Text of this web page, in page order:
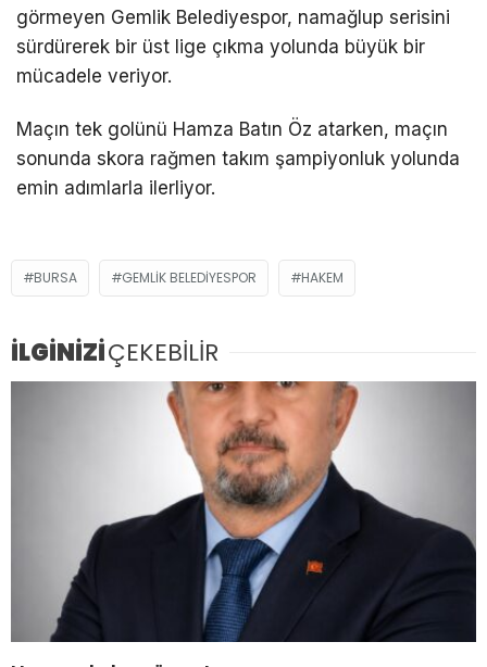
görmeyen Gemlik Belediyespor, namağlup serisini
sürdürerek bir üst lige çıkma yolunda büyük bir
mücadele veriyor.
Maçın tek golünü Hamza Batın Öz atarken, maçın
sonunda skora rağmen takım şampiyonluk yolunda
emin adımlarla ilerliyor.
BURSA GEMLIK BELEDIYESPOR HAKEM
İLGİNİZİÇEKEBİLİR